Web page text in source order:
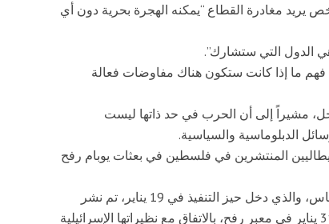
يريد مغادرة القطاع “يمكنه الهجرة بحرية دون أي
الدول التي ستشارك”.
ما إذا كانت ستكون هناك مفاوضات فعالة
مشيراً إلى أن الحرب في حد ذاتها ليست
الدبلوماسية والسياسية.
المنتشرين في فلسطين في بعثات يوبام رفح
جدير بالذكر أنه بعد اتفاق وقف إطلاق النار بين إسرائيل وحماس، والذي دخل حيز التنفيذ في 19 يناير، تم نشر
بعثة المساعدة الحدودية التابعة للاتحاد الأوروبي (يوبام) في 31 يناير في معبر رفح، بالاتفاق مع نظيراتها الإسرائيلية